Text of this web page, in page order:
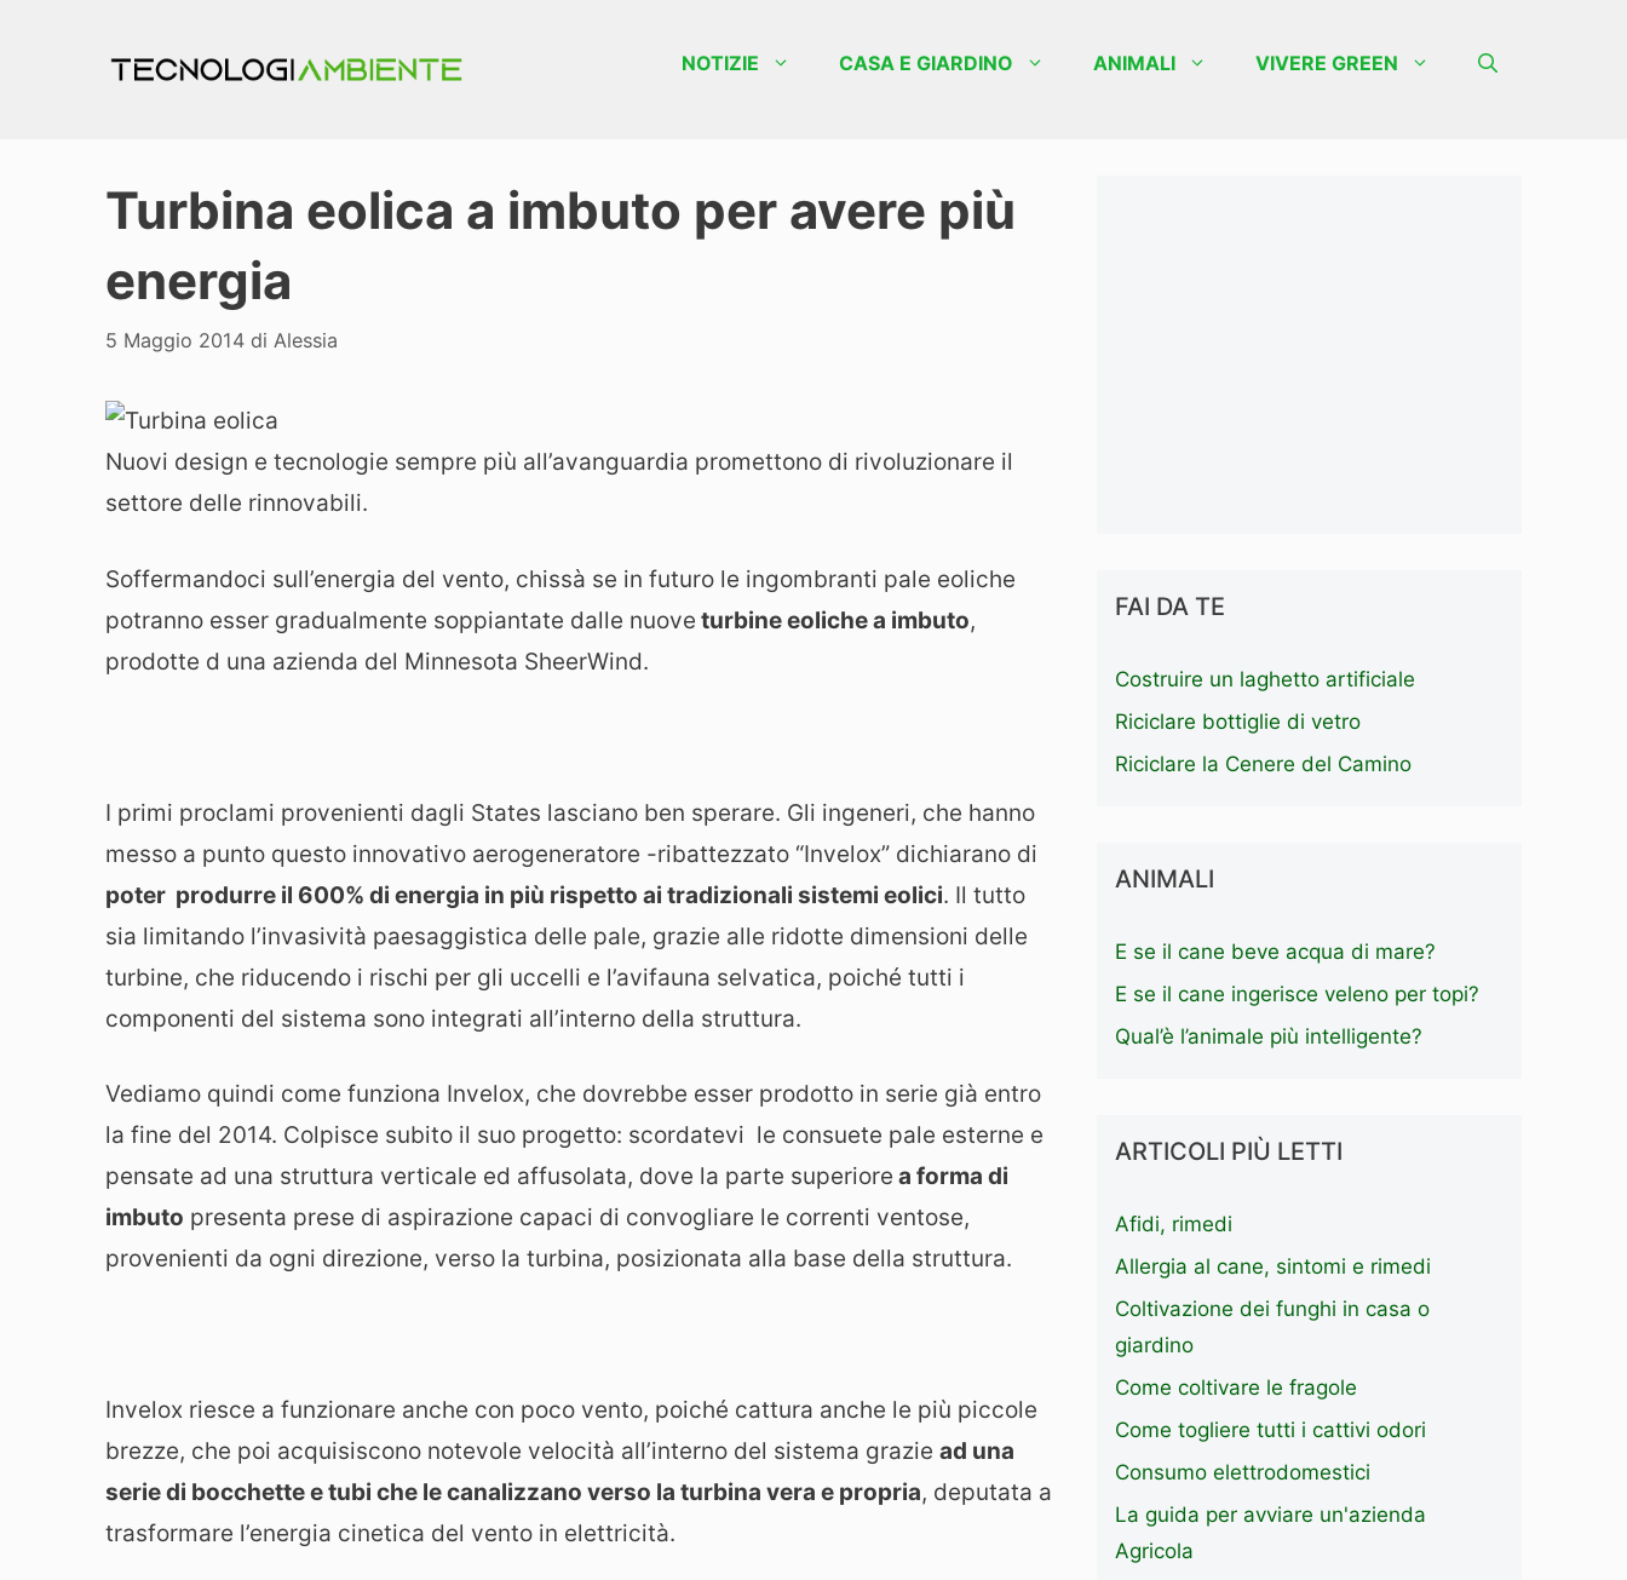
NOTIZIE CASA E GIARDINO ANIMALI VIVERE GREEN
Turbina eolica a imbuto per avere più
energia
5 Maggio 2014 di Alessia
Nuovi design e tecnologie sempre più all’avanguardia promettono di rivoluzionare il
settore delle rinnovabili.
Soffermandoci sull’energia del vento, chissà se in futuro le ingombranti pale eoliche
potranno esser gradualmente soppiantate dalle nuove turbine eoliche a imbuto,
prodotte d una azienda del Minnesota SheerWind.
I primi proclami provenienti dagli States lasciano ben sperare. Gli ingeneri, che hanno
messo a punto questo innovativo aerogeneratore -ribattezzato “Invelox” dichiarano di
poter produrre il 600% di energia in più rispetto ai tradizionali sistemi eolici. Il tutto
sia limitando l’invasività paesaggistica delle pale, grazie alle ridotte dimensioni delle
turbine, che riducendo i rischi per gli uccelli e l’avifauna selvatica, poiché tutti i
componenti del sistema sono integrati all’interno della struttura.
Vediamo quindi come funziona Invelox, che dovrebbe esser prodotto in serie già entro
la fine del 2014. Colpisce subito il suo progetto: scordatevi le consuete pale esterne e
pensate ad una struttura verticale ed affusolata, dove la parte superiore a forma di
imbuto presenta prese di aspirazione capaci di convogliare le correnti ventose,
provenienti da ogni direzione, verso la turbina, posizionata alla base della struttura.
Invelox riesce a funzionare anche con poco vento, poiché cattura anche le più piccole
brezze, che poi acquisiscono notevole velocità all’interno del sistema grazie ad una
serie di bocchette e tubi che le canalizzano verso la turbina vera e propria, deputata a
trasformare l’energia cinetica del vento in elettricità.
FAI DA TE
Costruire un laghetto artificiale
Riciclare bottiglie di vetro
Riciclare la Cenere del Camino
ANIMALI
E se il cane beve acqua di mare?
E se il cane ingerisce veleno per topi?
Qual’è l’animale più intelligente?
ARTICOLI PIÙ LETTI
Afidi, rimedi
Allergia al cane, sintomi e rimedi
Coltivazione dei funghi in casa o
giardino
Come coltivare le fragole
Come togliere tutti i cattivi odori
Consumo elettrodomestici
La guida per avviare un'azienda
Agricola